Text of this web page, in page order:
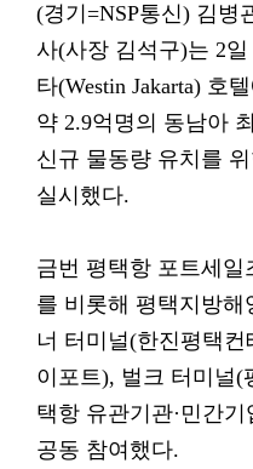
(경기=NSP통신) 김병
사(사장 김석구)는 2
타(Westin Jakarta) 호
약 2.9억명의 동남아
신규 물동량 유치를
실시했다.
금번 평택항 포트세
를 비롯해 평택지방해
너 터미널(한진평택
이포트), 벌크 터미널(
택항 유관기관·민간기
공동 참여했다.